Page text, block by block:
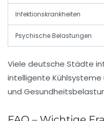
Infektionskrankheiten
Psychische Belastungen
Viele deutsche Städte
intelligente
und